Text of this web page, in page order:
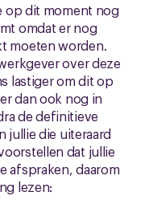
op dit moment nog
omdat er nog
moeten worden.
over deze
lastiger om dit op
dan ook nog in
de definitieve
jullie die uiteraard
dat jullie
afspraken, daarom
lezen: